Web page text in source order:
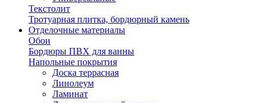
Текстолит
Тротуарная плитка, бордюрный камень
Отделочные материалы
Обои
Бордюры ПВХ для ванны
Напольные покрытия
Доска террасная
Линолеум
Ламинат